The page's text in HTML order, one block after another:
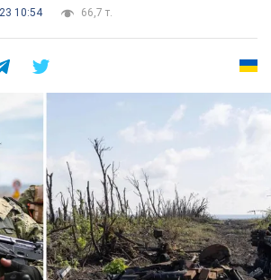
10:54
66,7 т.